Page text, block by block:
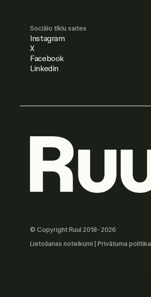
© Copyright Ruul 2018- 2026
Lietošanas noteikumi | Privātuma politika
Sociālo tīklu saites
Instagram
X
Facebook
Linkedin